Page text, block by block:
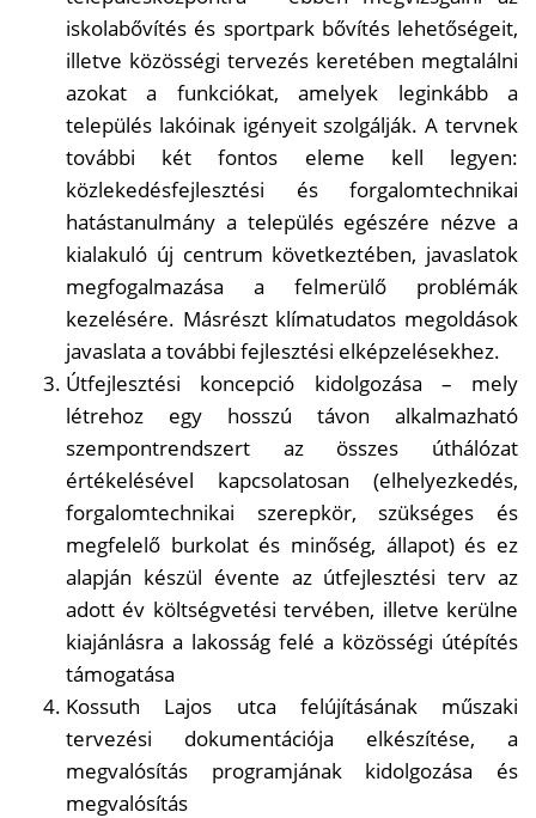
iskolabővítés és sportpark bővítés lehetőségeit,
illetve közösségi tervezés keretében megtalálni
azokat a funkciókat, amelyek leginkább a
település lakóinak igényeit szolgálják. A tervnek
további két fontos eleme kell legyen:
közlekedésfejlesztési és forgalomtechnikai
hatástanulmány a település egészére nézve a
kialakuló új centrum következtében, javaslatok
megfogalmazása a felmerülő problémák
kezelésére. Másrészt klímatudatos megoldások
javaslata a további fejlesztési elképzelésekhez.
Útfejlesztési koncepció kidolgozása – mely
létrehoz egy hosszú távon alkalmazható
szempontrendszert az összes úthálózat
értékelésével kapcsolatosan (elhelyezkedés,
forgalomtechnikai szerepkör, szükséges és
megfelelő burkolat és minőség, állapot) és ez
alapján készül évente az útfejlesztési terv az
adott év költségvetési tervében, illetve kerülne
kiajánlásra a lakosság felé a közösségi útépítés
támogatása
Kossuth Lajos utca felújításának műszaki
tervezési dokumentációja elkészítése, a
megvalósítás programjának kidolgozása és
megvalósítás